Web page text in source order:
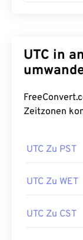
UTC in
Zeitzonen
UTC Zu PST
UTC Zu WET
UTC Zu CST